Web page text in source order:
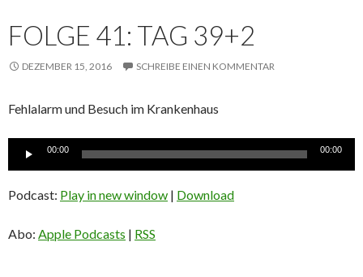
FOLGE 41: TAG 39+2
DEZEMBER 15, 2016 SCHREIBE EINEN KOMMENTAR
Fehlalarm und Besuch im Krankenhaus
Audio-
00:00 00:00
Podcast: Play in new window | Download
Abo: Apple Podcasts | RSS